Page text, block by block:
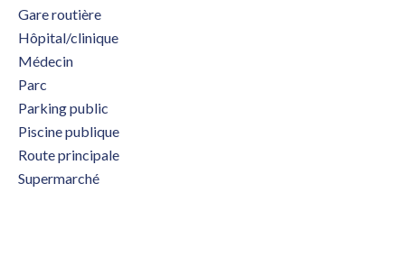
Gare routière
Hôpital/clinique
Médecin
Parc
Parking public
Piscine publique
Route principale
Supermarché